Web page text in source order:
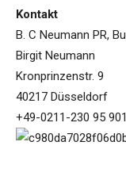
Kontakt
B. C Neumann PR,
Birgit Neumann
Kronprinzenstr. 9
40217 Düsseldorf
+49-0211-230 95 901